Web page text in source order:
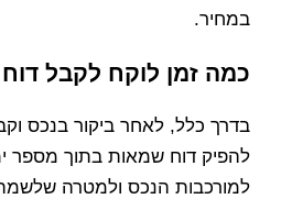
במחיר.
כמה זמן לוקח לקבל
בדרך כלל, לאחר ביקור בנכס
להפיק דוח שמאות בתוך מספר
למורכבות הנכס ולמטרה